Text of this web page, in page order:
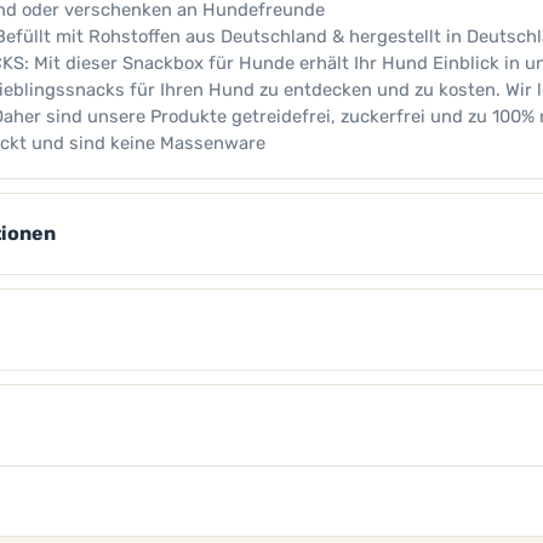
oder verschenken an Hundefreunde
Befüllt mit Rohstoffen aus Deutschland & hergestellt in
Mit dieser Snackbox für Hunde erhält Ihr Hund Einblick in
für Ihren Hund zu entdecken und zu kosten. Wir
sind unsere Produkte getreidefrei, zuckerfrei und zu 100%
und sind keine Massenware